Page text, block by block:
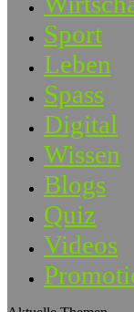
Sport
Leben
Spass
Digital
Wissen
Blogs
Quiz
Videos